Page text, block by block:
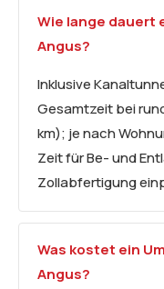
Wie lange dauert
Angus?
Inklusive
Gesamtzeit bei
km); je nach
Zeit für Be- und
Zollabfertigung
Was kostet ein
Angus?